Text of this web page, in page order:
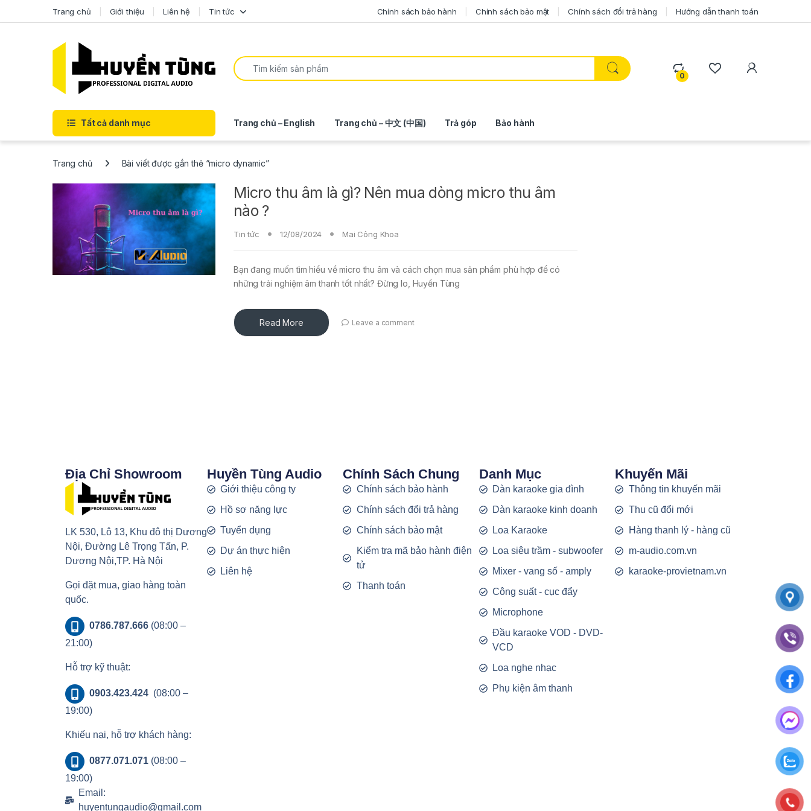
Trang chủ Giới thiệu Liên hệ Tin tức Chính sách bảo hành Chính sách bảo mật Chính sách đổi trả hàng Hướng dẫn thanh toán
0
Tất cả danh mục Trang chủ – English Trang chủ – 中文 (中国) Trả góp Bảo hành
Trang chủ Bài viết được gắn thẻ “micro dynamic”
Micro thu âm là gì? Nên mua dòng micro thu âm
nào ?
Tin tức 12/08/2024 Mai Công Khoa
Bạn đang muốn tìm hiểu về micro thu âm và cách chọn mua sản phẩm phù hợp để có
những trải nghiệm âm thanh tốt nhất? Đừng lo, Huyền Tùng
Read More Leave a comment
Địa Chỉ Showroom
LK 530, Lô 13, Khu đô thị Dương
Nội, Đường Lê Trọng Tấn, P.
Dương Nội,TP. Hà Nội
Gọi đặt mua, giao hàng toàn
quốc.
0786.787.666(08:00 –
21:00)
Hỗ trợ kỹ thuật:
0903.423.424 (08:00 –
19:00)
Khiếu nại, hỗ trợ khách hàng:
0877.071.071(08:00 –
19:00)
Email:
huyentungaudio@gmail.com
Huyền Tùng Audio
Giới thiệu công ty
Hồ sơ năng lực
Tuyển dụng
Dự án thực hiện
Liên hệ
Chính Sách Chung
Chính sách bảo hành
Chính sách đổi trả hàng
Chính sách bảo mật
Kiểm tra mã bảo hành điện
tử
Thanh toán
Danh Mục
Dàn karaoke gia đình
Dàn karaoke kinh doanh
Loa Karaoke
Loa siêu trầm - subwoofer
Mixer - vang số - amply
Công suất - cục đẩy
Microphone
Đầu karaoke VOD - DVD-
VCD
Loa nghe nhạc
Phụ kiện âm thanh
Khuyến Mãi
Thông tin khuyến mãi
Thu cũ đổi mới
Hàng thanh lý - hàng cũ
m-audio.com.vn
karaoke-provietnam.vn